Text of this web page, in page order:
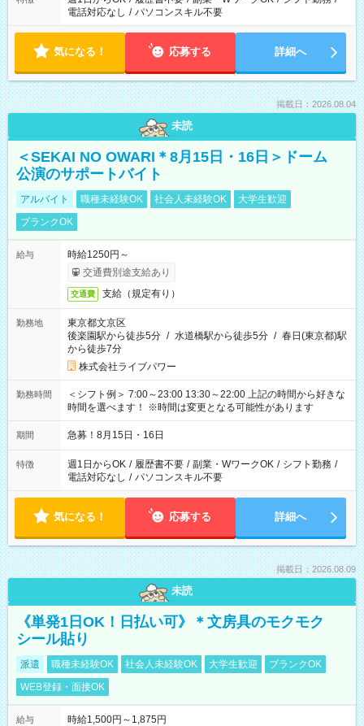
電話対応なし / パソコンスキル不要
気になる！ 応募する 詳細へ
掲載日：2026.08.04
未読
＜SEKAI NO OWARI＊8月15日・16日＞ドーム
公演のサポートバイト
アルバイト 職種未経験OK 社会人未経験OK
大学生歓迎
ブランクOK
給与
時給1250円～
交通費別途支給あり
交通費 支給（規定有り）
勤務地
東京都文京区
後楽園駅から徒歩5分 / 水道橋駅から徒歩5分 / 春日(東京都)駅
から徒歩7分
株式会社ライブパワー
勤務時間
＜シフト例＞ 7:00～23:00 13:30～22:00 上記の時間から好きな
時間を選べます！ ※時間は変更となる可能性があります
期間 急募！8月15日・16日
特徴 週1日からOK / 履歴書不要 / 副業・WワークOK / シフト勤務 /
電話対応なし / パソコンスキル不要
気になる！ 応募する 詳細へ
掲載日：2026.08.09
未読
《単発1日OK！日払い可》＊文房具のモクモク
シール貼り
派遣 職種未経験OK 社会人未経験OK 大学生歓迎
ブランクOK
WEB登録・面接OK
給与 時給1,500円～1,875円